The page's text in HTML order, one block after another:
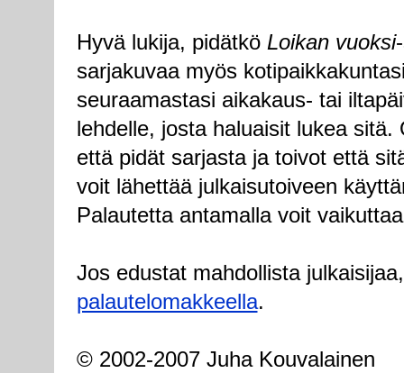
Hyvä lukija, pidätkö Loikan vuoksi
sarjakuvaa myös
seuraamastasi aikakaus- tai
lehdelle, josta haluaisit lukea
että pidät sarjasta ja toivot että
voit lähettää julkaisutoiveen
Palautetta antamalla voit
Jos edustat mahdollista
palautelomakkeella.
© 2002-2007 Juha Kouvalainen